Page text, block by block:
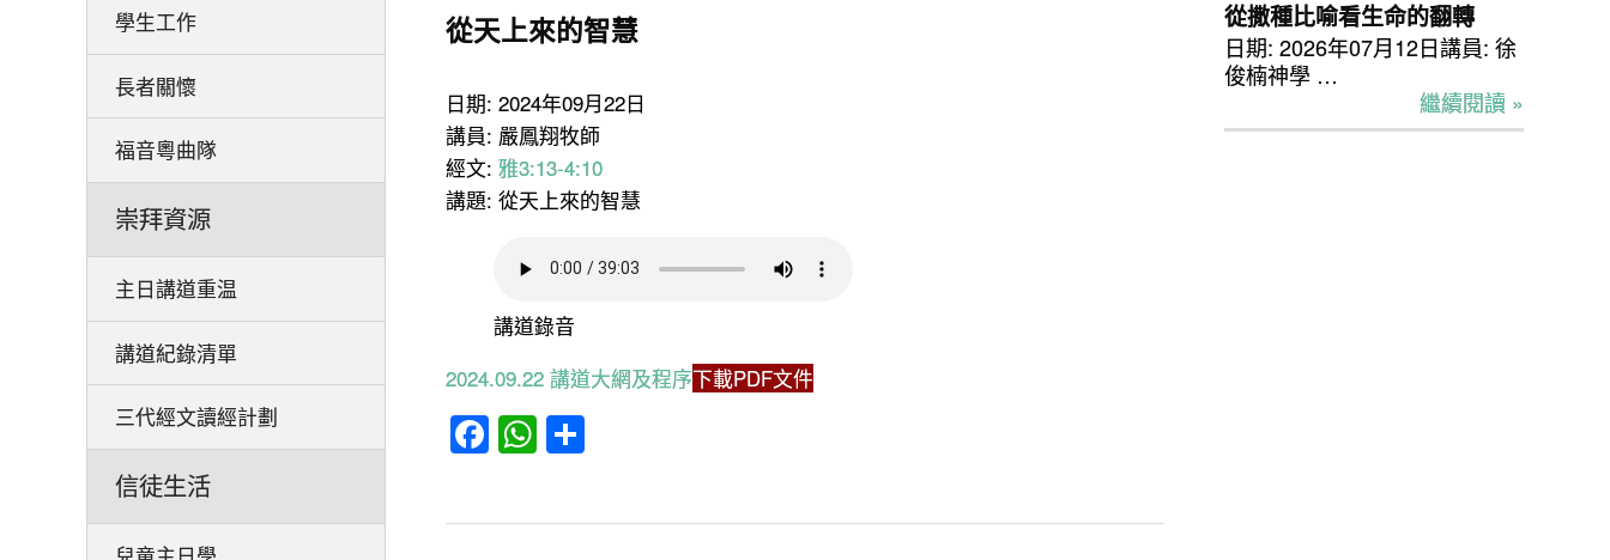
學生工作
長者關懷
福音粵曲隊
崇拜資源
主日講道重温
講道紀錄清單
三代經文讀經計劃
信徒生活
從天上來的智慧
日期: 2024年09月22日
講員: 嚴鳳翔牧師
經文: 雅3:13-4:10
講題: 從天上來的智慧
講道錄音
2024.09.22 講道大網及程序下載PDF文件
Facebook
WhatsApp
從撒種比喻看生命的翻轉
日期: 2026年07月12日講員: 徐
俊楠神學 …
繼續閱讀 »